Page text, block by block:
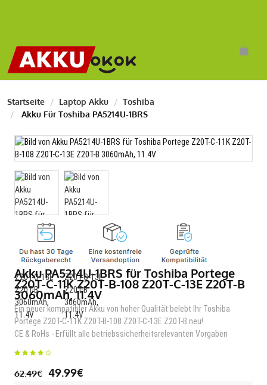
Startseite Laptop Akku
Toshiba
Akku Für Toshiba PA5214U-1BRS
Akku PA5214U-1BRS für Toshiba Portege
Z20T-C-11K Z20T-B-108 Z20T-C-13E Z20T-B
3060mAh, 11.4V
Ein neuer kompatibler Akku von hoher Qualität belebt Ihr Toshiba
Portege Z20T-C-11K Z20T-B-108 Z20T-C-13E Z20T-B neu!
CE & RoHs - Erfüllt alle betriebssicherheitsrelevanten Vorgaben
62.49€ 49.99€